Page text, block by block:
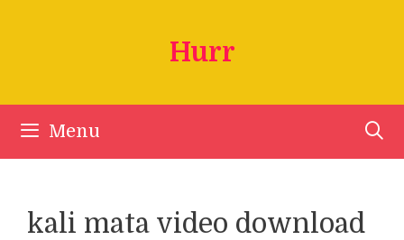
Hurr
Menu
kali mata video download